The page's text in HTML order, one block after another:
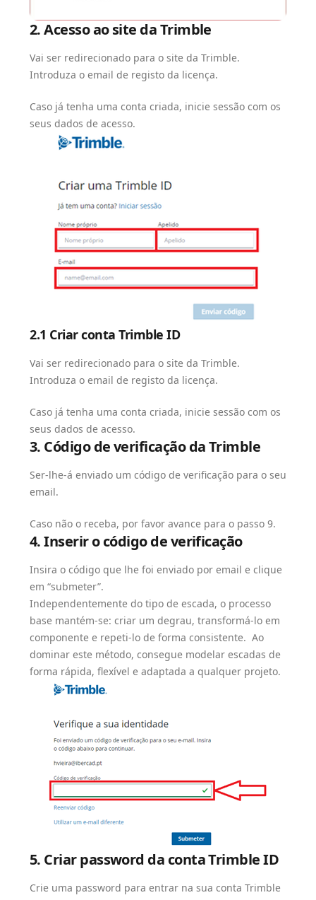
2. Acesso ao site da Trimble
Vai ser redirecionado para o site da Trimble.
Introduza o email de registo da licença.
Caso já tenha uma conta criada, inicie sessão com os
seus dados de acesso.
2.1 Criar conta Trimble ID
Vai ser redirecionado para o site da Trimble.
Introduza o email de registo da licença.
Caso já tenha uma conta criada, inicie sessão com os
seus dados de acesso.
3. Código de verificação da Trimble
Ser-lhe-á enviado um código de verificação para o seu
email.
Caso não o receba, por favor avance para o passo 9.
4. Inserir o código de verificação
Insira o código que lhe foi enviado por email e clique
em “submeter”.
Independentemente do tipo de escada, o processo
base mantém-se: criar um degrau, transformá-lo em
componente e repeti-lo de forma consistente. Ao
dominar este método, consegue modelar escadas de
forma rápida, flexível e adaptada a qualquer projeto.
5. Criar password da conta Trimble ID
Crie uma password para entrar na sua conta Trimble